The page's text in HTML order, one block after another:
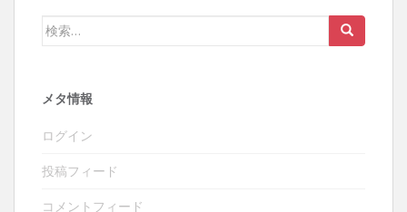
検
メタ情報
ログイン
投稿フィード
コメントフィード